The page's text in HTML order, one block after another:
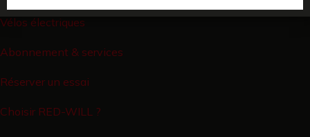
Vélos électriques
Abonnement & services
Réserver un essai
Choisir RED-WILL ?